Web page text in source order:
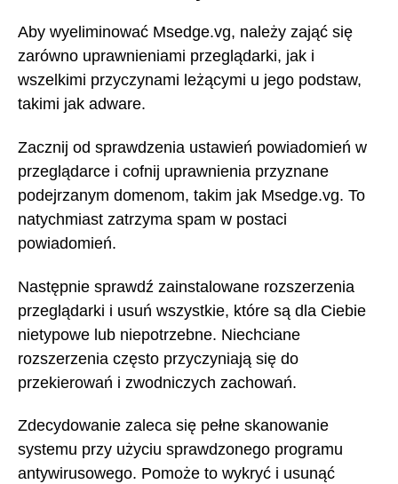
Aby wyeliminować Msedge.vg, należy zająć się
zarówno uprawnieniami przeglądarki, jak i
wszelkimi przyczynami leżącymi u jego podstaw,
takimi jak adware.
Zacznij od sprawdzenia ustawień powiadomień w
przeglądarce i cofnij uprawnienia przyznane
podejrzanym domenom, takim jak Msedge.vg. To
natychmiast zatrzyma spam w postaci
powiadomień.
Następnie sprawdź zainstalowane rozszerzenia
przeglądarki i usuń wszystkie, które są dla Ciebie
nietypowe lub niepotrzebne. Niechciane
rozszerzenia często przyczyniają się do
przekierowań i zwodniczych zachowań.
Zdecydowanie zaleca się pełne skanowanie
systemu przy użyciu sprawdzonego programu
antywirusowego. Pomoże to wykryć i usunąć